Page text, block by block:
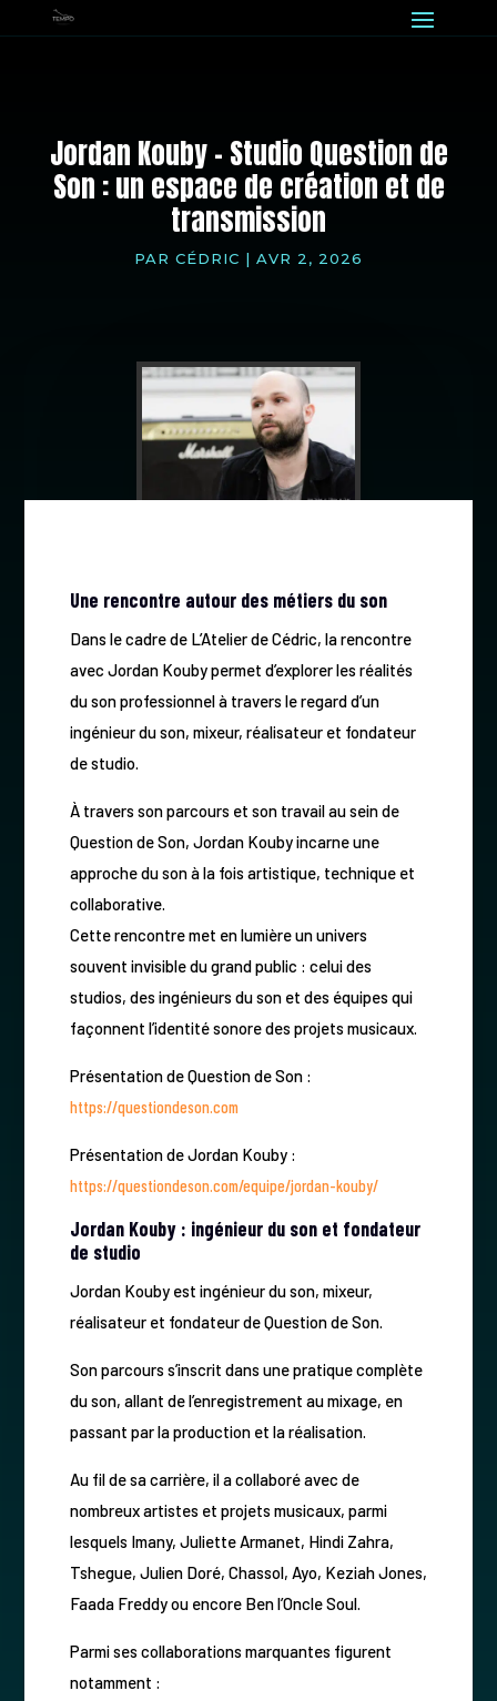
Jordan Kouby – Studio Question de
Son : un espace de création et de
transmission
PAR CÉDRIC | AVR 2, 2026
Une rencontre autour des métiers du son
Dans le cadre de L’Atelier de Cédric, la rencontre
avec Jordan Kouby permet d’explorer les réalités
du son professionnel à travers le regard d’un
ingénieur du son, mixeur, réalisateur et fondateur
de studio.
À travers son parcours et son travail au sein de
Question de Son, Jordan Kouby incarne une
approche du son à la fois artistique, technique et
collaborative.
Cette rencontre met en lumière un univers
souvent invisible du grand public : celui des
studios, des ingénieurs du son et des équipes qui
façonnent l’identité sonore des projets musicaux.
Présentation de Question de Son :
https://questiondeson.com
Présentation de Jordan Kouby :
https://questiondeson.com/equipe/jordan-kouby/
Jordan Kouby : ingénieur du son et fondateur
de studio
Jordan Kouby est ingénieur du son, mixeur,
réalisateur et fondateur de Question de Son.
Son parcours s’inscrit dans une pratique complète
du son, allant de l’enregistrement au mixage, en
passant par la production et la réalisation.
Au fil de sa carrière, il a collaboré avec de
nombreux artistes et projets musicaux, parmi
lesquels Imany, Juliette Armanet, Hindi Zahra,
Tshegue, Julien Doré, Chassol, Ayo, Keziah Jones,
Faada Freddy ou encore Ben l’Oncle Soul.
Parmi ses collaborations marquantes figurent
notamment :